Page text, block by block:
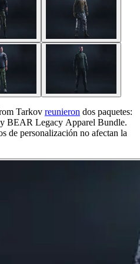
Tarkov reunieron dos paquetes:
BEAR Legacy Apparel Bundle.
de personalización no afectan la